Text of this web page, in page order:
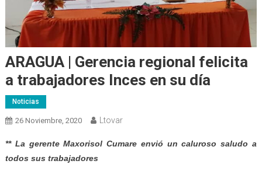
ARAGUA | Gerencia regional felicita
a trabajadores Inces en su día
Noticias
26 Noviembre, 2020 Ltovar
** La gerente Maxorisol Cumare envió un caluroso saludo a
todos sus trabajadores